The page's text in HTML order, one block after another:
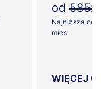
od 585zł
Najniższa
mies.
WIĘCEJ